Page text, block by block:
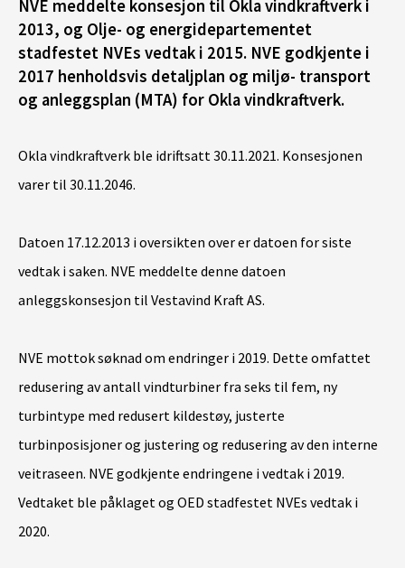
NVE meddelte konsesjon til Okla vindkraftverk i
2013, og Olje- og energidepartementet
stadfestet NVEs vedtak i 2015. NVE godkjente i
2017 henholdsvis detaljplan og miljø- transport
og anleggsplan (MTA) for Okla vindkraftverk.
Okla vindkraftverk ble idriftsatt 30.11.2021. Konsesjonen
varer til 30.11.2046.
Datoen 17.12.2013 i oversikten over er datoen for siste
vedtak i saken. NVE meddelte denne datoen
anleggskonsesjon til Vestavind Kraft AS.
NVE mottok søknad om endringer i 2019. Dette omfattet
redusering av antall vindturbiner fra seks til fem, ny
turbintype med redusert kildestøy, justerte
turbinposisjoner og justering og redusering av den interne
veitraseen. NVE godkjente endringene i vedtak i 2019.
Vedtaket ble påklaget og OED stadfestet NVEs vedtak i
2020.